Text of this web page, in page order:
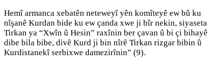
Hemî armanca xebatên neteweyî yên komîteyê ew bû ku
nîşanê Kurdan bide ku ew çanda xwe ji bîr nekin, siyaseta
Tirkan ya “Xwîn û Hesin” raxînin ber çavan û bi çi bihayê
dibe bila bibe, divê Kurd ji bin nîrê Tirkan rizgar bibin û
Kurdistanekî serbixwe damezirînin” (9).